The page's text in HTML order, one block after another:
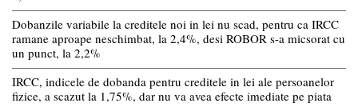
Dobanzile variabile la creditele noi in lei nu scad, pentru ca IRCC
ramane aproape neschimbat, la 2,4%, desi ROBOR s-a micsorat cu
un punct, la 2,2%
IRCC, indicele de dobanda pentru creditele in lei ale persoanelor
fizice, a scazut la 1,75%, dar nu va avea efecte imediate pe piata